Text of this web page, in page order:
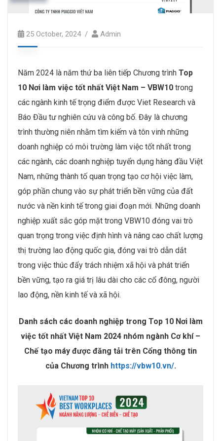
25 October, 2024 Admin
Năm 2024 là năm thứ ba liên tiếp Chương trình Top
10 Nơi làm việc tốt nhất Việt Nam – VBW10 trong
các ngành kinh tế trọng điểm được Viet Research và
Báo Đầu tư nghiên cứu và công bố. Đây là chương
trình thường niên nhằm tìm kiếm và tôn vinh những
doanh nghiệp có môi trường làm việc tốt nhất trong
các ngành, các doanh nghiệp tuyển dụng hàng đầu Việt
Nam, những thành tố quan trọng tạo cơ hội việc làm,
góp phần chung vào sự phát triển bền vững của đất
nước và nền kinh tế trong giai đoạn mới. Những doanh
nghiệp xuất sắc góp mặt trong VBW10 đóng vai trò
quan trọng trong việc định hình và nâng cao chất lượng
thị trường lao động quốc gia, đóng vai trò dẫn dắt
trong việc thúc đẩy trách nhiệm xã hội và phát triển
bền vững, tạo ra giá trị lâu dài cho các cổ đông, người
lao động, nền kinh tế và xã hội.
Danh sách các doanh nghiệp trong Top 10 Nơi làm
việc tốt nhất Việt Nam 2024 nhóm ngành Cơ khí –
Chế tạo máy được đăng tải trên Cổng thông tin
của Chương trình https://vbw10.vn/.